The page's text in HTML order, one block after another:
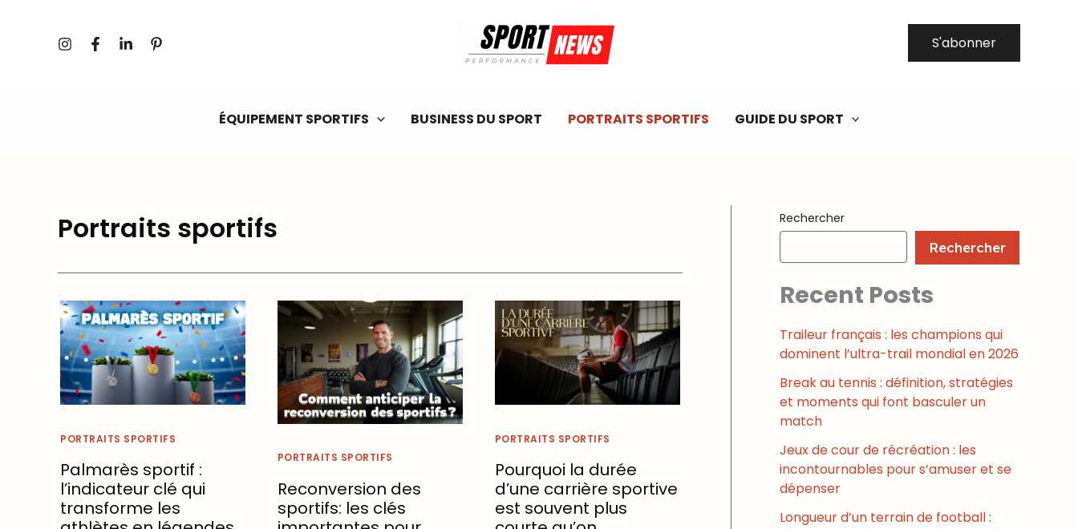
S'abonner
ÉQUIPEMENT SPORTIFS BUSINESS DU SPORT PORTRAITS SPORTIFS GUIDE DU SPORT
Portraits sportifs
PORTRAITS SPORTIFS
Palmarès sportif :
l’indicateur clé qui
transforme les
PORTRAITS SPORTIFS
Reconversion des
sportifs: les clés
PORTRAITS SPORTIFS
Pourquoi la durée
d’une carrière sportive
est souvent plus
Rechercher
Rechercher
Recent Posts
Traileur français : les champions qui
dominent l’ultra-trail mondial en 2026
Break au tennis : définition, stratégies
et moments qui font basculer un
match
Jeux de cour de récréation : les
incontournables pour s’amuser et se
dépenser
Longueur d’un terrain de football :